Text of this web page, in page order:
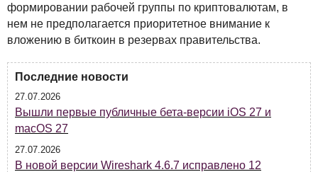
формировании рабочей группы по криптовалютам, в
нем не предполагается приоритетное внимание к
вложению в биткоин в резервах правительства.
Последние новости
27.07.2026
Вышли первые публичные бета-версии iOS 27 и
macOS 27
27.07.2026
В новой версии Wireshark 4.6.7 исправлено 12